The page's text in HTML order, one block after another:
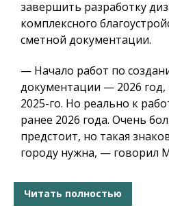
завершить разработку
комплексного
сметной документации.
— Начало работ по
документации — 2026
2025-го. Но реально к
ранее 2026 года. Очень
предстоит, но такая
городу нужна, — говорил
Читать полностью